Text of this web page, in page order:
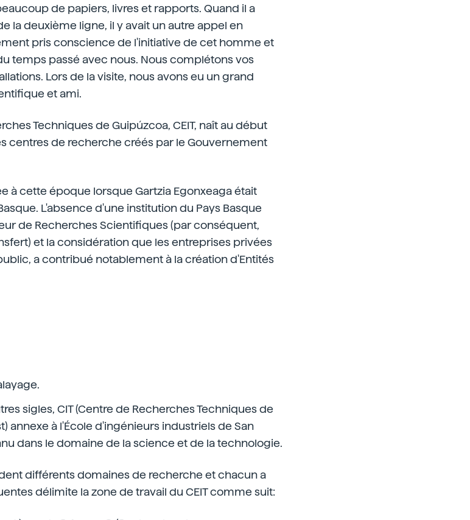
de papiers, livres et rapports. Quand il a
la deuxième ligne, il y avait un autre appel en
pris conscience de l'initiative de cet homme et
temps passé avec nous. Nous complétons vos
Lors de la visite, nous avons eu un grand
et ami.
Techniques de Guipúzcoa, CEIT, naît au début
centres de recherche créés par le Gouvernement
à cette époque lorsque Gartzia Egonxeaga était
L'absence d'une institution du Pays Basque
de Recherches Scientifiques (par conséquent,
et la considération que les entreprises privées
a contribué notablement à la création d'Entités
sigles, CIT (Centre de Recherches Techniques de
annexe à l'École d'ingénieurs industriels de San
dans le domaine de la science et de la technologie.
différents domaines de recherche et chacun a
délimite la zone de travail du CEIT comme suit: